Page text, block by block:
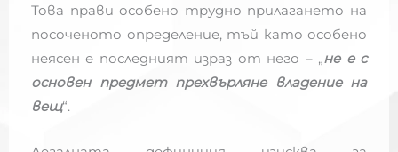
Това прави особено трудно прилагането на
посоченото определение, тъй като особено
неясен е последният израз от него – „не е с
основен предмет прехвърляне владение на
вещ“.